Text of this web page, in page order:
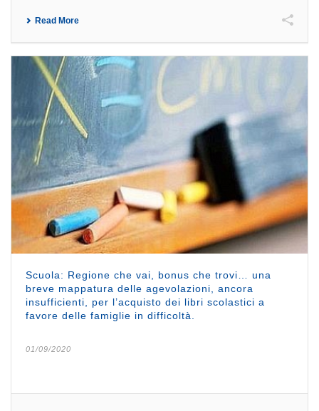
Read More
Scuola: Regione che vai, bonus che trovi… una
breve mappatura delle agevolazioni, ancora
insufficienti, per l’acquisto dei libri scolastici a
favore delle famiglie in difficoltà.
01/09/2020